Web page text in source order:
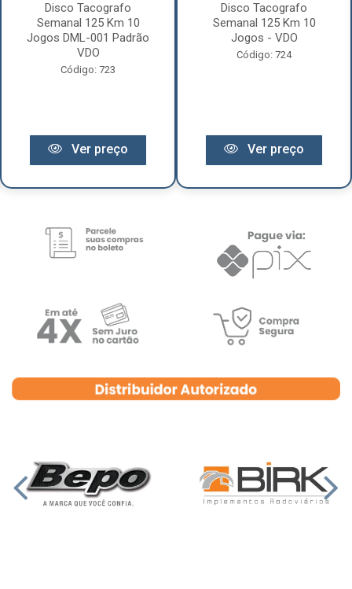
Disco Tacografo
Semanal 125 Km 10
Jogos DML-001 Padrão
VDO
Código: 723
Ver preço
Disco Tacografo
Semanal 125 Km 10
Jogos - VDO
Código: 724
Ver preço